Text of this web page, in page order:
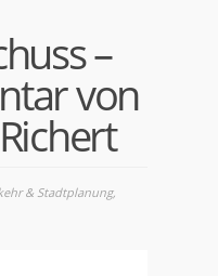
–
von
& Stadtplanung,